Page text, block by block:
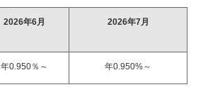
2026年6月 2026年7月
年0.950％～ 年0.950%～